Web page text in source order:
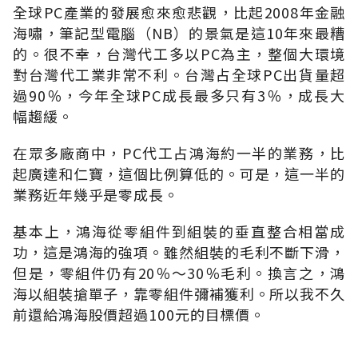
全球PC產業的發展愈來愈悲觀，比起2008年金融
海嘯，筆記型電腦（NB）的景氣是這10年來最糟
的。很不幸，台灣代工多以PC為主，整個大環境
對台灣代工業非常不利。台灣占全球PC出貨量超
過90％，今年全球PC成長最多只有3％，成長大
幅趨緩。
在眾多廠商中，PC代工占鴻海約一半的業務，比
起廣達和仁寶，這個比例算低的。可是，這一半的
業務近年幾乎是零成長。
基本上，鴻海從零組件到組裝的垂直整合相當成
功，這是鴻海的強項。雖然組裝的毛利不斷下滑，
但是，零組件仍有20％～30％毛利。換言之，鴻
海以組裝搶單子，靠零組件彌補獲利。所以我不久
前還給鴻海股價超過100元的目標價。